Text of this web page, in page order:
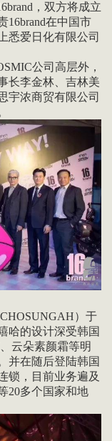
，双方将成立
16brand在中国市
悉爱日化有限公司
公司高层外，
长李金林、吉林美
宇浓商贸有限公司
）于
哈的设计深受韩国
云朵素颜霜等明
并在随后登陆韩国
锁，目前业务遍及
20多个国家和地